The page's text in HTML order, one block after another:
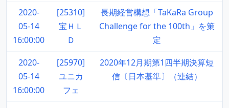
2020-
05-14
16:00:00
[25310]
宝ＨＬ
Ｄ
長期経営構想「TaKaRa Group
Challenge for the 100th」を策
定
2020-
05-14
16:00:00
[25970]
ユニカ
フェ
2020年12月期第1四半期決算短
信〔日本基準〕（連結）